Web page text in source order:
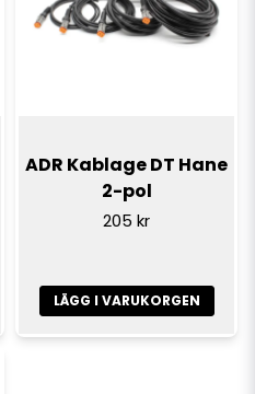
ADR Kablage DT Hane
2-pol
205 kr
LÄGG I VARUKORGEN